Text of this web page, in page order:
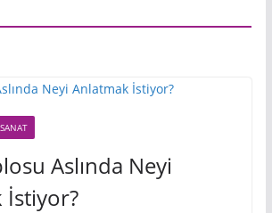
SANAT
Aslında Neyi
İstiyor?